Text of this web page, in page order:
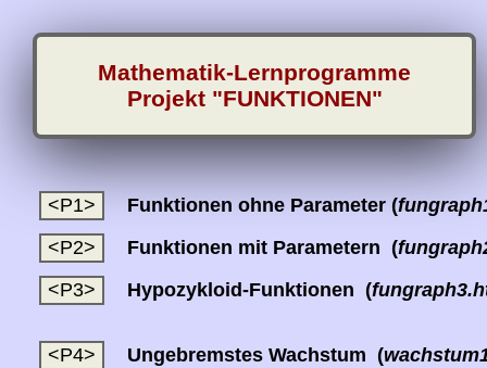
Mathematik-Lernprogramme
Projekt "FUNKTIONEN"
Funktionen ohne Parameter (
Funktionen mit Parametern (
Hypozykloid-Funktionen (
Ungebremstes Wachstum (